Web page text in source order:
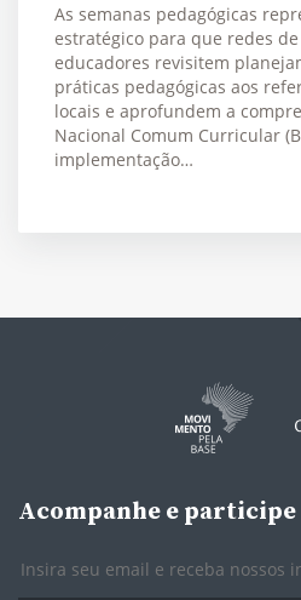
As semanas pedagógicas
estratégico para que redes
educadores revisitem
práticas pedagógicas aos
locais e aprofundem a
Nacional Comum Curricular
implementação…
Acompanhe e participe